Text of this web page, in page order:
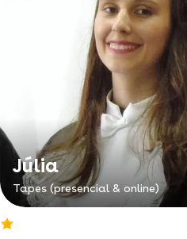
Júlia
Tapes (presencial & online)